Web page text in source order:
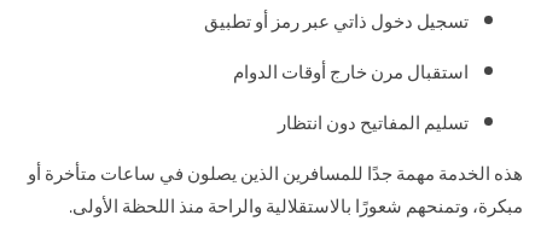
تسجيل دخول ذاتي عبر رمز أو تطبيق
استقبال مرن خارج أوقات الدوام
تسليم المفاتيح دون انتظار
هذه الخدمة مهمة جدًا للمسافرين الذين يصلون في ساعات متأخرة أو
مبكرة، وتمنحهم شعورًا بالاستقلالية والراحة منذ اللحظة الأولى.